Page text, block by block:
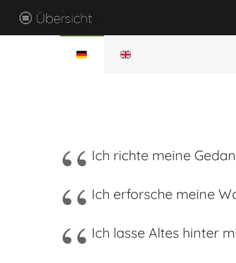
Ich richte meine
Ich erforsche meine
Ich lasse Altes hinter